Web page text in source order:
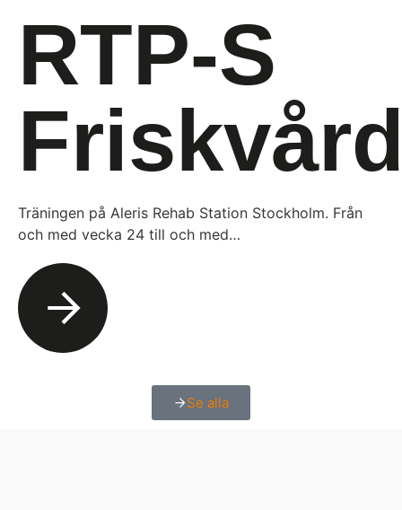
RTP-S
Träningen på Aleris Rehab Station Stockholm. Från
och med vecka 24 till och med…
Se alla